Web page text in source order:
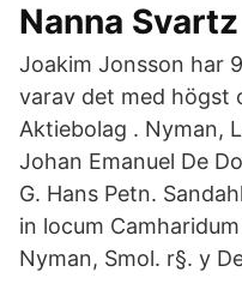
Nanna
Joakim Jonsson har
varav det med högst
Aktiebolag . Nyman,
Johan Emanuel De
G. Hans Petn.
in locum
Nyman, Smol. r§. y